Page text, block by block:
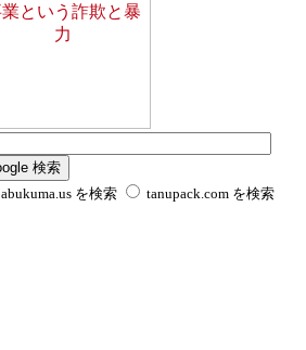
abukuma.us を検索 tanupack.com を検索